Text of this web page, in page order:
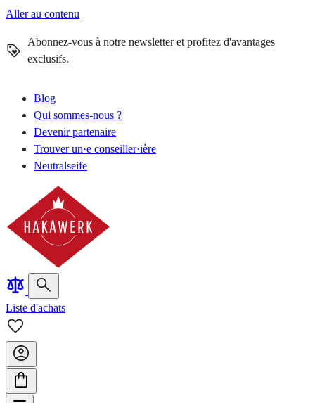
Aller au contenu
Abonnez-vous à notre newsletter et profitez d'avantages
exclusifs.
Blog
Qui sommes-nous ?
Devenir partenaire
Trouver un·e conseiller·ière
Neutralseife
Liste d'achats